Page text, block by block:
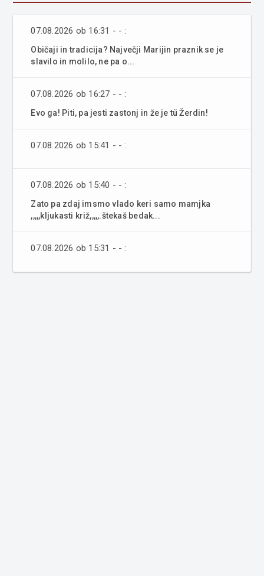
07.08.2026 ob 16:31 - - :
Običaji in tradicija? Največji Marijin praznik se je
slavilo in molilo, ne pa o...
07.08.2026 ob 16:27 - - :
Evo ga! Piti, pa jesti zastonj in že je tü Žerdin!
07.08.2026 ob 15:41 - - :
07.08.2026 ob 15:40 - - :
Zato pa zdaj imsmo vlado keri samo mamjka
,,,,,kljukasti križ,,,,,.štekaš bedak...
07.08.2026 ob 15:31 - - :